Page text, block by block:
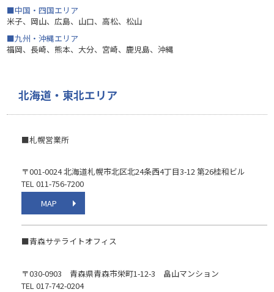
■中国・四国エリア
米子、岡山、広島、山口、高松、松山
■九州・沖縄エリア
福岡、長崎、熊本、大分、宮崎、鹿児島、沖縄
北海道・東北エリア
■札幌営業所
〒001-0024 北海道札幌市北区北24条西4丁目3-12 第26桂和ビル
TEL 011-756-7200
MAP
■青森サテライトオフィス
〒030-0903 青森県青森市栄町1-12-3 畠山マンション
TEL 017-742-0204